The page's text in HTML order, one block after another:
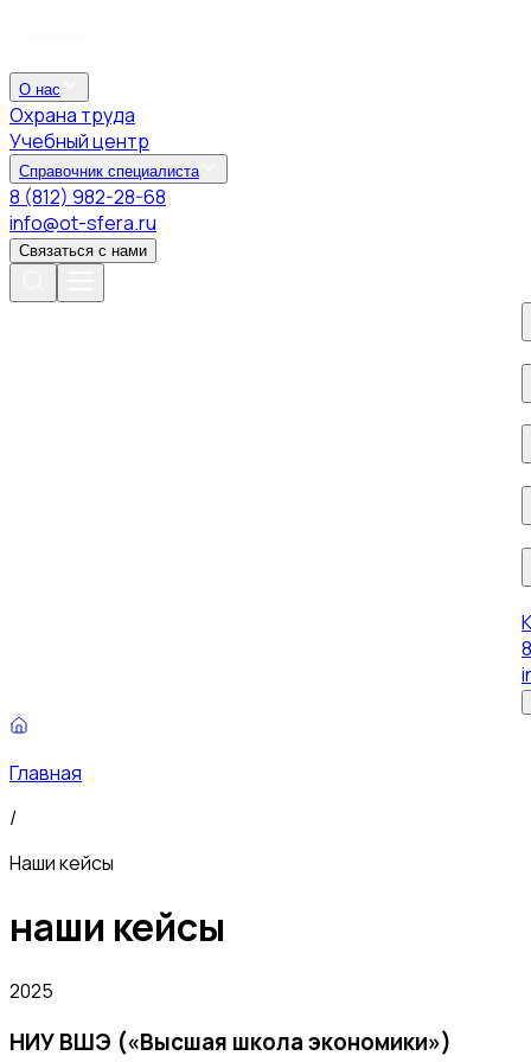
О нас
Охрана труда
Учебный центр
Справочник специалиста
8 (812) 982-28-68
info@ot-sfera.ru
Связаться с нами
Главная
/
Наши кейсы
наши кейсы
2025
НИУ ВШЭ («Высшая школа экономики»)